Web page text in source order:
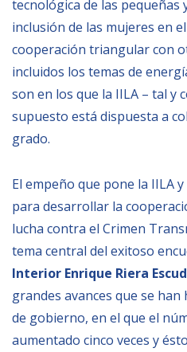
tecnológica de las pequeñas
inclusión de las mujeres en
cooperación triangular con
incluidos los temas de
son en los que la IILA – tal y
supuesto está dispuesta a
grado.
El empeño que pone la IILA
para desarrollar la
lucha contra el Crimen
tema central del exitoso
Interior Enrique Riera
grandes avances que se
de gobierno, en el que el
aumentado cinco veces y